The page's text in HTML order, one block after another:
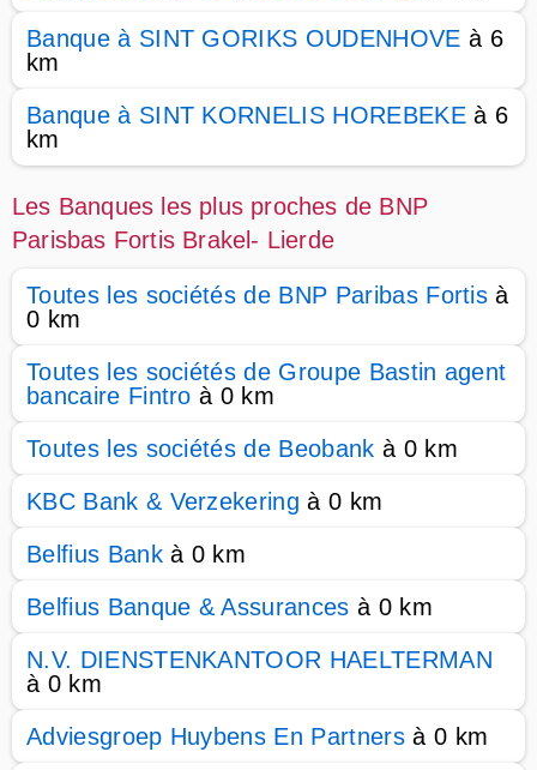
Banque à SINT GORIKS OUDENHOVE à 6
km
Banque à SINT KORNELIS HOREBEKEà 6
km
Les Banques les plus proches de BNP
Parisbas Fortis Brakel- Lierde
Toutes les sociétés de BNP Paribas Fortis à
0 km
Toutes les sociétés de Groupe Bastin agent
bancaire Fintro à 0 km
Toutes les sociétés de Beobank à 0 km
KBC Bank & Verzekering à 0 km
Belfius Bankà 0 km
Belfius Banque & Assurances à 0 km
N.V. DIENSTENKANTOOR HAELTERMAN
à 0 km
Adviesgroep Huybens En Partnersà 0 km